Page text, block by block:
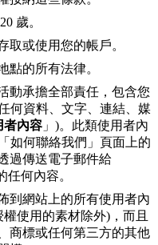
歲。
取或使用您的帳戶。
點的所有法律。
動承擔全部責任，包含您
何資料、文字、連結、媒
者內容 」)。此類使用者內
如何聯絡我們」頁面上的
過傳送電子郵件給
任何內容。
到網站上的所有使用者內
使用的素材除外)，而且
商標或任何第三方的其他